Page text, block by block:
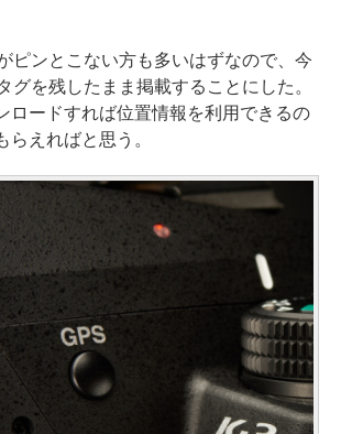
ピンとこない方も多いはずなので、今
グを残したまま掲載することにした。
ロードすれば位置情報を利用できるの
らえればと思う。